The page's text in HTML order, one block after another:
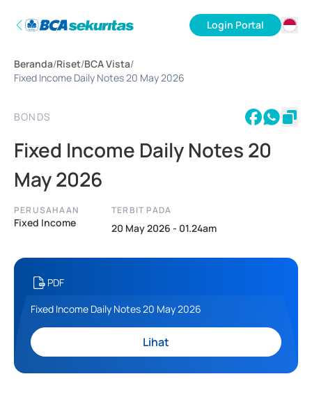
Login Portal
Beranda/Riset/BCA Vista/
Fixed Income Daily Notes 20 May 2026
BONDS
Fixed Income Daily Notes 20
May 2026
PERUSAHAAN
Fixed Income
TERBIT PADA
20 May 2026 - 01.24am
PDF
Fixed Income Daily Notes 20 May 2026
Lihat